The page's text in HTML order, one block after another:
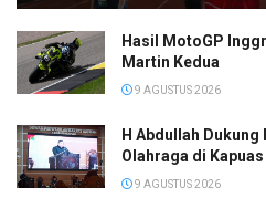
Hasil MotoGP
Martin Kedua
9 AGUSTUS 2026
H Abdullah
Olahraga di Kapuas
9 AGUSTUS 2026